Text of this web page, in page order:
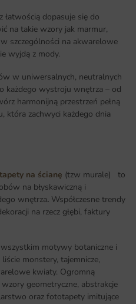
łatwością dopasuje się do
na takie wzory jak marmur,
szczególności na akwarelowe
wyjdą z mody.
w uniwersalnych, neutralnych
każdego wystroju wnętrza – od
harmonijną przestrzeń pełną
która zachwyci każdego dnia
tapety na ścianę (tzw murale) to
na błyskawiczną i
wnętrza. Współczesne trendy
na rzecz głębi, faktury
motywy botaniczne i
monstery, tajemnicze,
kwiaty. Ogromną
geometryczne, abstrakcje
oraz fototapety imitujące